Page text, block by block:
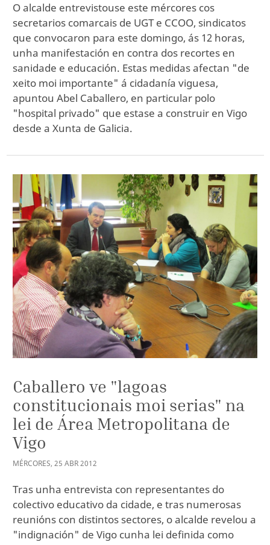
O alcalde entrevistouse este mércores cos
secretarios comarcais de UGT e CCOO, sindicatos
que convocaron para este domingo, ás 12 horas,
unha manifestación en contra dos recortes en
sanidade e educación. Estas medidas afectan "de
xeito moi importante" á cidadanía viguesa,
apuntou Abel Caballero, en particular polo
"hospital privado" que estase a construir en Vigo
desde a Xunta de Galicia.
Caballero ve "lagoas
constitucionais moi serias" na
lei de Área Metropolitana de
Vigo
MÉRCORES, 25 ABR2012
Tras unha entrevista con representantes do
colectivo educativo da cidade, e tras numerosas
reunións con distintos sectores, o alcalde revelou a
"indignación" de Vigo cunha lei definida como